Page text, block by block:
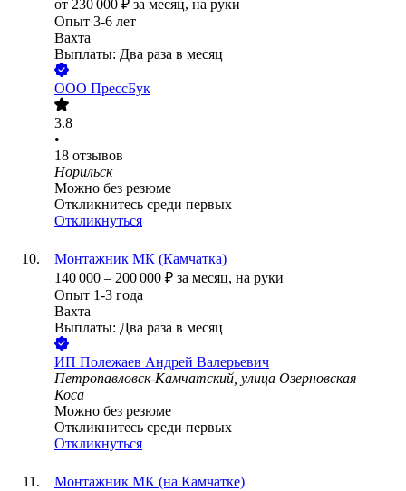
от 230 000 ₽ за месяц, на руки
Опыт 3-6 лет
Вахта
Выплаты: Два раза в месяц
ООО ПрессБук
3.8
•
18 отзывов
Норильск
Можно без резюме
Откликнитесь среди первых
Откликнуться
Монтажник МК (Камчатка)
140 000 – 200 000 ₽ за месяц, на руки
Опыт 1-3 года
Вахта
Выплаты: Два раза в месяц
ИП Полежаев Андрей Валерьевич
Петропавловск-Камчатский, улица Озерновская
Коса
Можно без резюме
Откликнитесь среди первых
Откликнуться
Монтажник МК (на Камчатке)